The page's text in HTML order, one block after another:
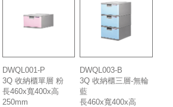
DWQL001-P
3Q 收納櫃單層 粉
長460x寬400x高
250mm
DWQL003-B
3Q 收納櫃三層-無輪
藍
長460x寬400x高